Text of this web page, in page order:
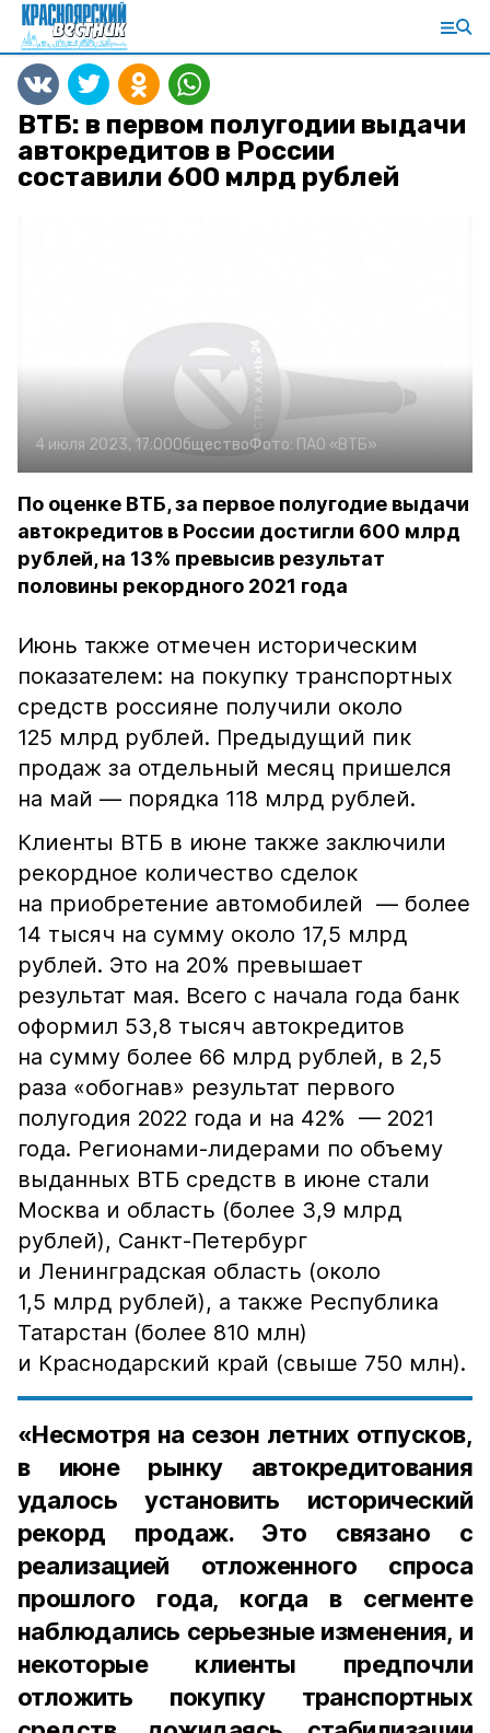
ВТБ: в первом полугодии выдачи
автокредитов в России
составили 600 млрд рублей
4 июля 2023, 17:00ОбществоФото: ПАО «ВТБ»
По оценке ВТБ, за первое полугодие выдачи
автокредитов в России достигли 600 млрд
рублей, на 13% превысив результат
половины рекордного 2021 года
Июнь также отмечен историческим
показателем: на покупку транспортных
средств россияне получили около
125 млрд рублей. Предыдущий пик
продаж за отдельный месяц пришелся
на май — порядка 118 млрд рублей.
Клиенты ВТБ в июне также заключили
рекордное количество сделок
на приобретение автомобилей — более
14 тысяч на сумму около 17,5 млрд
рублей. Это на 20% превышает
результат мая. Всего с начала года банк
оформил 53,8 тысяч автокредитов
на сумму более 66 млрд рублей, в 2,5
раза «обогнав» результат первого
полугодия 2022 года и на 42% — 2021
года. Регионами-лидерами по объему
выданных ВТБ средств в июне стали
Москва и область (более 3,9 млрд
рублей), Санкт-Петербург
и Ленинградская область (около
1,5 млрд рублей), а также Республика
Татарстан (более 810 млн)
и Краснодарский край (свыше 750 млн).
«Несмотря на сезон летних отпусков,
в июне рынку автокредитования
удалось установить исторический
рекорд продаж. Это связано с
реализацией отложенного спроса
прошлого года, когда в сегменте
наблюдались серьезные изменения, и
некоторые клиенты предпочли
отложить покупку транспортных